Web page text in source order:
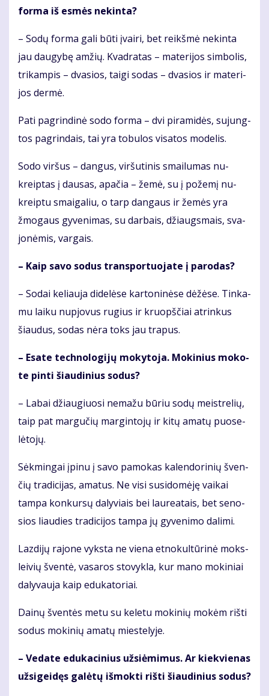
for­ma iš es­mės ne­kin­ta?
– So­dų for­ma ga­li bū­ti įvai­ri, bet reikš­mė ne­kin­ta
jau dau­gy­bę am­žių. Kvad­ra­tas – ma­te­ri­jos sim­bo­lis,
tri­kam­pis – dva­sios, tai­gi so­das – dva­sios ir ma­te­ri­
jos der­mė.
Pa­ti pa­grin­di­nė so­do for­ma – dvi pi­ra­mi­dės, su­jung­
tos pa­grin­dais, tai yra to­bu­los vi­sa­tos mo­de­lis.
So­do vir­šus – dan­gus, vir­šu­ti­nis smai­lu­mas nu­
kreip­tas į dau­sas, apa­čia – že­mė, su į po­že­mį nu­
kreip­tu smai­ga­liu, o tarp dan­gaus ir že­mės yra
žmo­gaus gy­ve­ni­mas, su dar­bais, džiaugs­mais, sva­
jo­nė­mis, var­gais.
– Kaip sa­vo so­dus trans­por­tuo­ja­te į pa­ro­das?
– So­dai ke­liau­ja di­de­lė­se kar­to­ni­nė­se dė­žė­se. Tin­ka­
mu lai­ku nu­pjo­vus ru­gius ir kruopš­čiai at­rin­kus
šiau­dus, so­das nė­ra toks jau tra­pus.
– Esa­te tech­no­lo­gi­jų mo­ky­to­ja. Mo­ki­nius mo­ko­
te pin­ti šiau­di­nius so­dus?
– La­bai džiau­giuo­si ne­ma­žu bū­riu so­dų meist­re­lių,
taip pat mar­gu­čių mar­gin­to­jų ir ki­tų ama­tų puo­se­
lė­to­jų.
Sėk­min­gai įpi­nu į sa­vo pa­mo­kas ka­len­do­ri­nių šven­
čių tra­di­ci­jas, ama­tus. Ne vi­si su­si­do­mė­ję vai­kai
tam­pa kon­kur­sų da­ly­viais bei lau­re­a­tais, bet se­no­
sios liau­dies tra­di­ci­jos tam­pa jų gy­ve­ni­mo da­li­mi.
Laz­di­jų ra­jo­ne vyks­ta ne vie­na et­no­kul­tū­ri­nė moks­
lei­vių šven­tė, va­sa­ros sto­vyk­la, kur ma­no mo­ki­niai
da­ly­vau­ja kaip edu­ka­to­riai.
Dai­nų šven­tės me­tu su ke­le­tu mo­ki­nių mo­kėm riš­ti
so­dus mo­ki­nių ama­tų mies­te­ly­je.
– Ve­da­te edu­ka­ci­nius už­si­ė­mi­mus. Ar kiek­vie­nas
už­si­gei­dęs ga­lė­tų iš­mok­ti riš­ti šiau­di­nius so­dus?